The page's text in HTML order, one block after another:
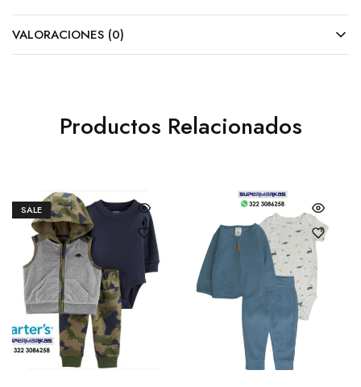
VALORACIONES (0)
Productos Relacionados
SALE